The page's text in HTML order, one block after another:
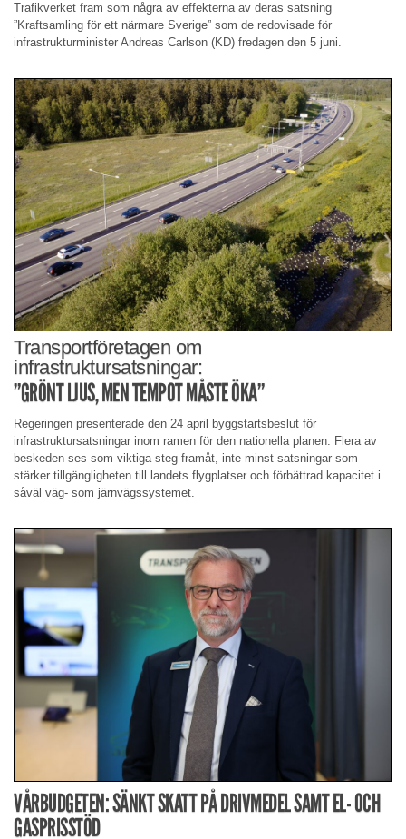
Trafikverket fram som några av effekterna av deras satsning
”Kraftsamling för ett närmare Sverige” som de redovisade för
infrastrukturminister Andreas Carlson (KD) fredagen den 5 juni.
Transportföretagen om
infrastruktursatsningar:
”GRÖNT LJUS, MEN TEMPOT MÅSTE ÖKA”
Regeringen presenterade den 24 april byggstartsbeslut för
infrastruktursatsningar inom ramen för den nationella planen. Flera av
beskeden ses som viktiga steg framåt, inte minst satsningar som
stärker tillgängligheten till landets flygplatser och förbättrad kapacitet i
såväl väg- som järnvägssystemet.
VÅRBUDGETEN: SÄNKT SKATT PÅ DRIVMEDEL SAMT EL- OCH
GASPRISSTÖD